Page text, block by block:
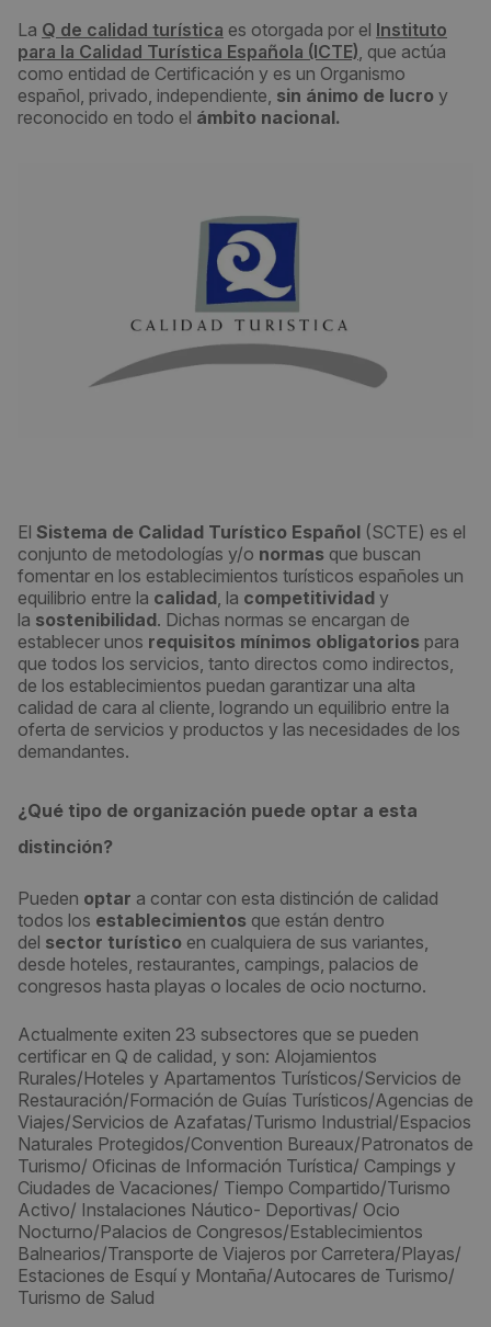
La Q de calidad turística es otorgada por el Instituto
para la Calidad Turística Española (ICTE), que actúa
como entidad de Certificación y es un Organismo
español, privado, independiente, sin ánimo de lucro y
reconocido en todo el ámbito nacional.
El Sistema de Calidad Turístico Español (SCTE) es el
conjunto de metodologías y/o normas que buscan
fomentar en los establecimientos turísticos españoles un
equilibrio entre la calidad, la competitividad y
la sostenibilidad. Dichas normas se encargan de
establecer unos requisitos mínimos obligatorios para
que todos los servicios, tanto directos como indirectos,
de los establecimientos puedan garantizar una alta
calidad de cara al cliente, logrando un equilibrio entre la
oferta de servicios y productos y las necesidades de los
demandantes.
¿Qué tipo de organización puede optar a esta
distinción?
Pueden optar a contar con esta distinción de calidad
todos los establecimientos que están dentro
del sector turístico en cualquiera de sus variantes,
desde hoteles, restaurantes, campings, palacios de
congresos hasta playas o locales de ocio nocturno.
Actualmente exiten 23 subsectores que se pueden
certificar en Q de calidad, y son: Alojamientos
Rurales/Hoteles y Apartamentos Turísticos/Servicios de
Restauración/Formación de Guías Turísticos/Agencias de
Viajes/Servicios de Azafatas/Turismo Industrial/Espacios
Naturales Protegidos/Convention Bureaux/Patronatos de
Turismo/ Oficinas de Información Turística/ Campings y
Ciudades de Vacaciones/ Tiempo Compartido/Turismo
Activo/ Instalaciones Náutico- Deportivas/ Ocio
Nocturno/Palacios de Congresos/Establecimientos
Balnearios/Transporte de Viajeros por Carretera/Playas/
Estaciones de Esquí y Montaña/Autocares de Turismo/
Turismo de Salud